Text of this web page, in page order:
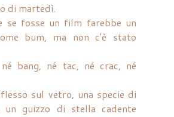
di martedì.
se fosse un film farebbe un
bum, ma non c'è stato
bang, né tac, né crac, né
sul vetro, una specie di
un guizzo di stella cadente